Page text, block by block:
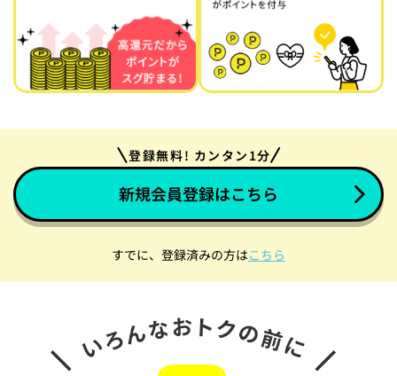
登録無料! カンタン1分
新規会員登録はこちら
すでに、登録済みの方はこちら